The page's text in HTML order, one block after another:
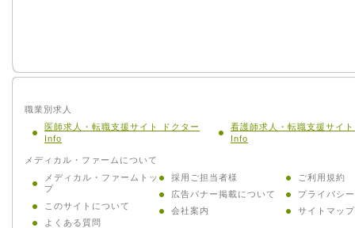
職業別求人
医師求人・転職支援サイト ドクター
Info
看護師求人・転職支援サイ
Info
メディカル・ファームについて
メディカル・ファームトッ
プ
このサイトについて
よくある質問
採用ご担当者様
広告バナー掲載について
会社案内
ご利用規約
プライバシ
サイトマップ